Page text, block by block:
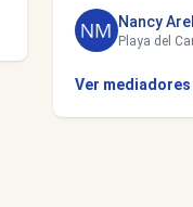
Nancy
Playa del
Ver